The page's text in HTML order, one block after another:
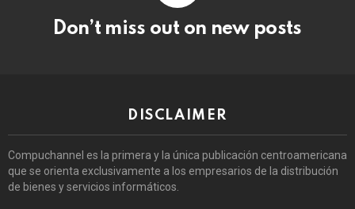
Don’t miss out on new posts
DISCLAIMER
Compuchannel es la primera y la única publicación centroamericana
que se orienta exclusivamente a los empresarios de la distribución
de bienes y servicios informáticos.